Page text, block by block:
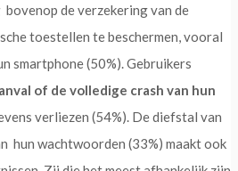
bovenop de verzekering van de
toestellen te beschermen, vooral
smartphone (50%). Gebruikers
of de volledige crash van hun
verliezen (54%). De diefstal van
hun wachtwoorden (33%) maakt ook